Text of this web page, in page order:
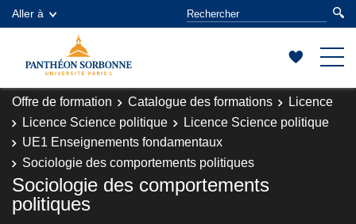
Aller à
Offre de formation Catalogue des formations
Licence
Licence Science politique
Licence Science politique
UE1 Enseignements fondamentaux
Sociologie des comportements politiques
Sociologie des comportements
politiques